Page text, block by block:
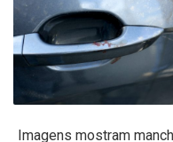
Imagens mostram